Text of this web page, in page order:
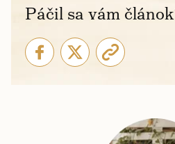
Páčil sa vám